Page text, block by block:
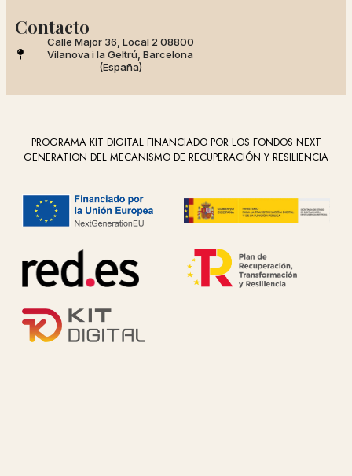
Contacto
Calle Major 36, Local 2 08800
Vilanova i la Geltrú, Barcelona
(España)
PROGRAMA KIT DIGITAL FINANCIADO POR LOS FONDOS NEXT
GENERATION DEL MECANISMO DE RECUPERACIÓN Y RESILIENCIA